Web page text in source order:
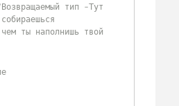
тип -Тут
ты наполнишь твой